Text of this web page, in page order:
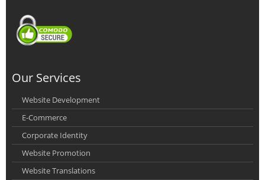
Our Services
Website Development
E-Commerce
Corporate Identity
Website Promotion
Website Translations